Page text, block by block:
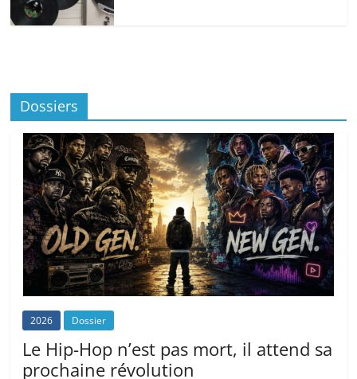
Dossiers
2026 Dossier
Le Hip-Hop n’est pas mort, il attend sa
prochaine révolution